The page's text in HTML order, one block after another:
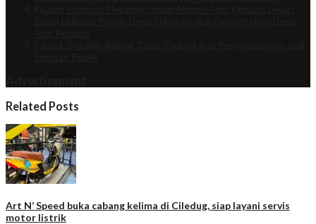
Related Posts
Art N’ Speed buka cabang kelima di Ciledug, siap layani servis
motor listrik